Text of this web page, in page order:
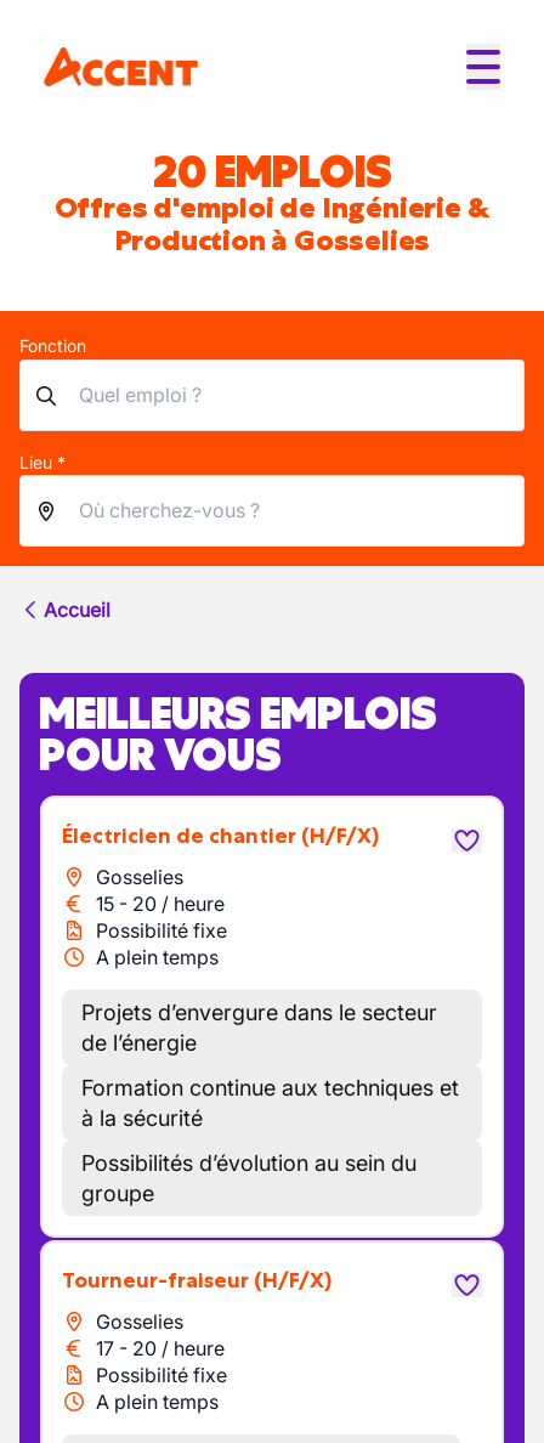
20 EMPLOIS
Offres d'emploi de Ingénierie &
Production à Gosselies
Fonction
Lieu *
Accueil
MEILLEURS EMPLOIS
POUR VOUS
Électricien de chantier (H/F/X)
Gosselies
15 - 20 / heure
Possibilité fixe
A plein temps
Projets d’envergure dans le secteur
de l’énergie
Formation continue aux techniques et
à la sécurité
Possibilités d’évolution au sein du
groupe
Tourneur-fraiseur (H/F/X)
Gosselies
17 - 20 / heure
Possibilité fixe
A plein temps